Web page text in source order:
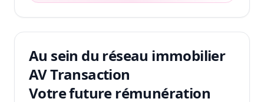
Au sein du réseau immobilier
AV Transaction
Votre future rémunération